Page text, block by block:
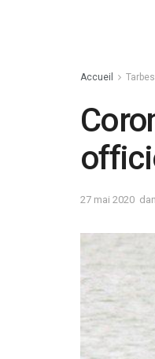
Accueil Tarbes
27 mai 2020